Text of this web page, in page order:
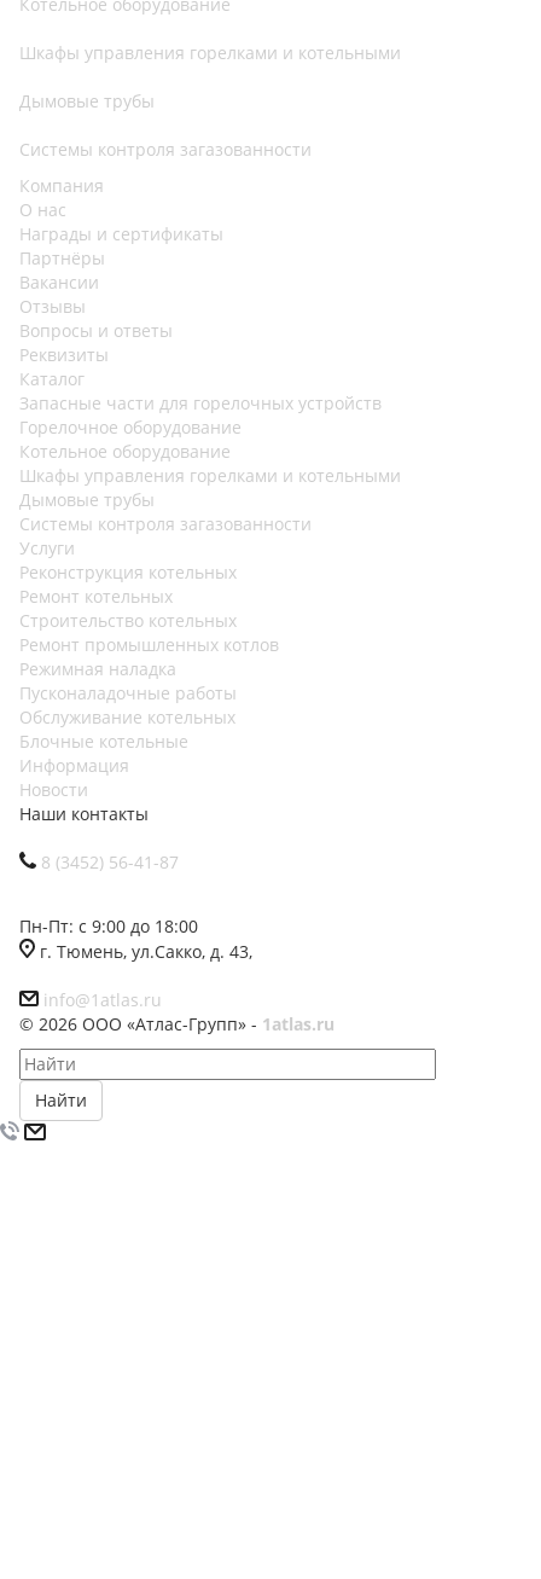
Шкафы управления горелками и котельными
Дымовые трубы
Системы контроля загазованности
Компания
О нас
Награды и сертификаты
Партнёры
Вакансии
Отзывы
Вопросы и ответы
Реквизиты
Каталог
Запасные части для горелочных устройств
Горелочное оборудование
Котельное оборудование
Шкафы управления горелками и котельными
Дымовые трубы
Системы контроля загазованности
Услуги
Реконструкция котельных
Ремонт котельных
Строительство котельных
Ремонт промышленных котлов
Режимная наладка
Пусконаладочные работы
Обслуживание котельных
Блочные котельные
Информация
Новости
Наши контакты
8 (3452) 56-41-87
Пн-Пт: с 9:00 до 18:00
г. Тюмень, ул.Сакко, д. 43,
info@1atlas.ru
© 2026 ООО «Атлас-Групп» - 1atlas.ru
Найти